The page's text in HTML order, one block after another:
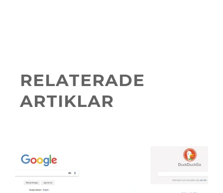
RELATERADE
ARTIKLAR